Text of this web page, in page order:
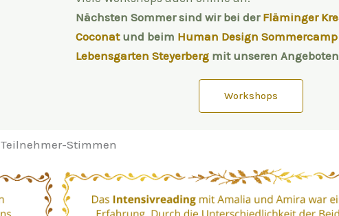
Nächsten Sommer sind wir bei der Fläminger
Coconatund beim Human Design Sommercamp
Lebensgarten Steyerberg mit unseren
Workshops
Teilnehmer-Stimmen